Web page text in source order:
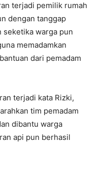
terjadi pemilik rumah
dengan tanggap
seketika warga pun
memadamkan
dari pemadam
terjadi kata Rizki,
tim pemadam
dibantu warga
api pun berhasil